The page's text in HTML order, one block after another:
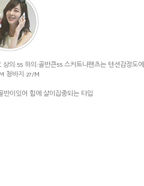
의:55 하의:골반큰55 스커트나팬츠는 텐션감정도에
청바지:27/M
반이있어 힙에 살이집중되는 타입